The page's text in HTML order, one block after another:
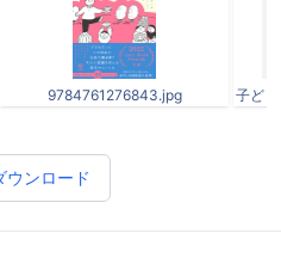
9784761276843.jpg 子ど
ウンロード